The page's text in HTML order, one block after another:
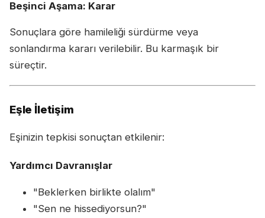
Beşinci Aşama: Karar
Sonuçlara göre hamileliği sürdürme veya
sonlandırma kararı verilebilir. Bu karmaşık bir
süreçtir.
Eşle İletişim
Eşinizin tepkisi sonuçtan etkilenir:
Yardımcı Davranışlar
"Beklerken birlikte olalım"
"Sen ne hissediyorsun?"